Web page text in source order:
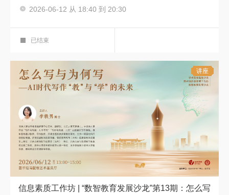
2026-06-12 从 18:40 到 20:30
艺术鉴赏厅
已结束
讲座
信息素质工作坊 | “数智教育发展沙龙”第13期：怎么写